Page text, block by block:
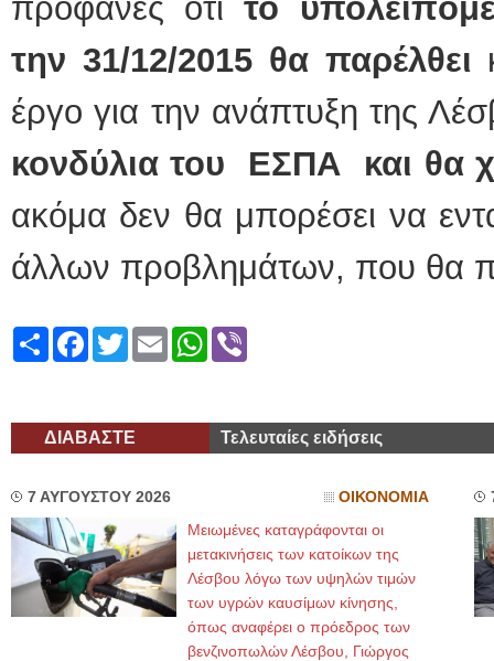
προφανές ότιτο
την 31/12/2015 θα παρέλθει
έργο για την ανάπτυξη της
κονδύλια του ΕΣΠΑ και θα
ακόμα δεν θα μπορέσει να
άλλων προβλημάτων, που θα
ShareFacebook
TwitterEmailWhatsApp
ΔΙΑΒΑΣΤΕ Τελευταίες ειδήσεις
7 ΑΥΓΟΥΣΤΟΥ 2026 ΟΙΚΟΝΟΜΙΑ
Μειωμένες καταγράφονται οι
μετακινήσεις των κατοίκων της
Λέσβου λόγω των υψηλών τιμών
των υγρών καυσίμων κίνησης,
όπως αναφέρει ο πρόεδρος των
βενζινοπωλών Λέσβου, Γιώργος